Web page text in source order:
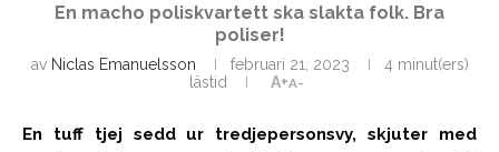
En macho poliskvartett ska slakta folk. Bra
poliser!
av Niclas Emanuelsson februari 21, 2023
4 minut(ers)
lästid
A+A-
En tuff tjej sedd ur tredjepersonsvy, skjuter med